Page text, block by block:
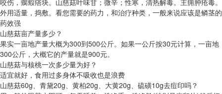
咬伤，瘸瘕痞块。山慈菇叶味甘；微辛；性寒，清热解毒。主痈肿疮毒。
外用适量，捣敷。看您需要的药力，和治疗种类，一般来说应该是鳞茎的
药效强
山慈菇亩产量多少？
果实一亩地产量大概为300到500公斤。如果一公斤按30元计算，一亩地
300公斤，大概它的产量就是900元。
山慈菇与核桃一次多少量为好？
适宜就好，食用过多身体不吸收也是浪费
山慈菇60g、青黛20g、黄柏20g、大黄20g、硫磺10g去痘印吗？